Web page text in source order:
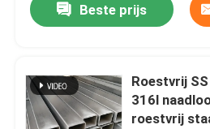
Beste prijs
Roestvrij
316l
roestvrij